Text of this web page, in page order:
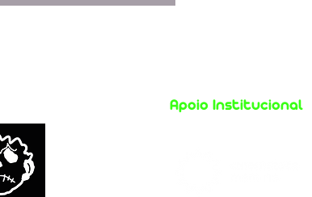
Apoio Institucional